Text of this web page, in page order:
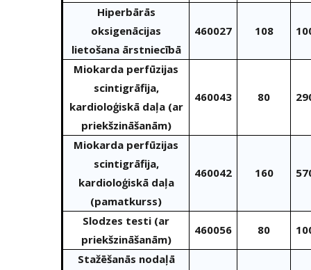
Hiperbārās
oksigenācijas
lietošana ārstniecībā
460027 108
Miokarda perfūzijas
scintigrāfija,
kardioloģiskā daļa (ar
priekšzināšanām)
460043 80
Miokarda perfūzijas
scintigrāfija,
kardioloģiskā daļa
(pamatkurss)
460042 160
Slodzes testi (ar
priekšzināšanām)
460056 80
Stažēšanās nodaļā